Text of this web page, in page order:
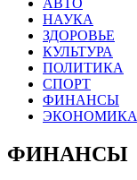
НАУКА
ЗДОРОВЬЕ
КУЛЬТУРА
ПОЛИТИКА
СПОРТ
ФИНАНСЫ
ЭКОНОМИКА
ФИНАНСЫ